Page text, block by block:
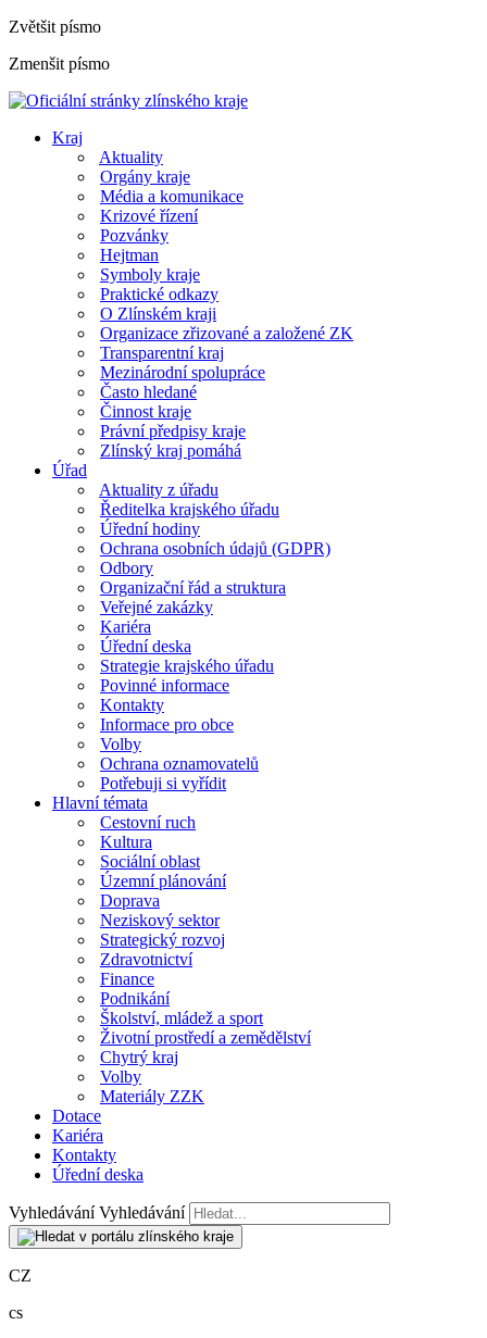
Zvětšit písmo
Zmenšit písmo
Kraj
Aktuality
Orgány kraje
Média a komunikace
Krizové řízení
Pozvánky
Hejtman
Symboly kraje
Praktické odkazy
O Zlínském kraji
Organizace zřizované a založené ZK
Transparentní kraj
Mezinárodní spolupráce
Často hledané
Činnost kraje
Právní předpisy kraje
Zlínský kraj pomáhá
Úřad
Aktuality z úřadu
Ředitelka krajského úřadu
Úřední hodiny
Ochrana osobních údajů (GDPR)
Odbory
Organizační řád a struktura
Veřejné zakázky
Kariéra
Úřední deska
Strategie krajského úřadu
Povinné informace
Kontakty
Informace pro obce
Volby
Ochrana oznamovatelů
Potřebuji si vyřídit
Hlavní témata
Cestovní ruch
Kultura
Sociální oblast
Územní plánování
Doprava
Neziskový sektor
Strategický rozvoj
Zdravotnictví
Finance
Podnikání
Školství, mládež a sport
Životní prostředí a zemědělství
Chytrý kraj
Volby
Materiály ZZK
Dotace
Kariéra
Kontakty
Úřední deska
Vyhledávání Vyhledávání
CZ
cs